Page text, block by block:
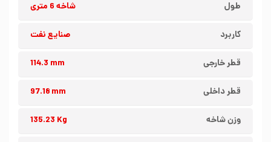
طول شاخه 6 متری
کاربرد صنایع نفت
قطر خارجی 114.3 mm
قطر داخلی 97.18 mm
وزن شاخه 135.23 Kg